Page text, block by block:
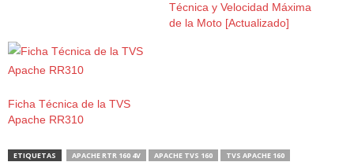
Técnica y Velocidad Máxima
de la Moto [Actualizado]
Ficha Técnica de la TVS
Apache RR310
ETIQUETAS APACHE RTR 160 4V APACHE TVS 160
TVS APACHE 160